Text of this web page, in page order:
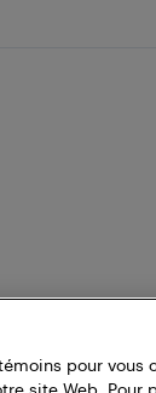
pour vous
site Web. Pour